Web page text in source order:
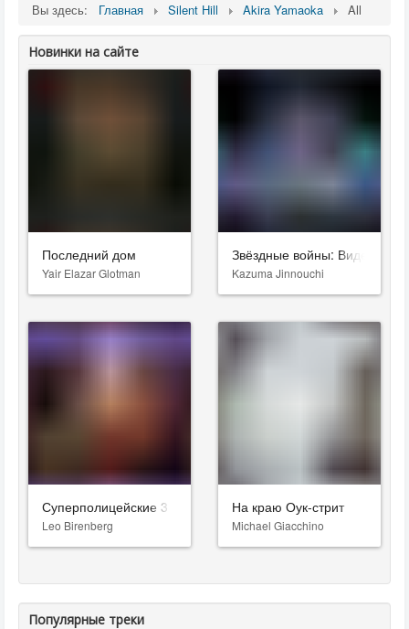
Вы здесь: Главная Silent Hill Akira Yamaoka All
Новинки на сайте
Последний дом
Yair Elazar Glotman
Звёздные войны: Видения.
Kazuma Jinnouchi
Суперполицейские 3
Leo Birenberg
На краю Оук-стрит
Michael Giacchino
Популярные треки